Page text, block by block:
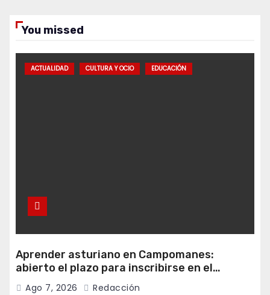
You missed
ACTUALIDAD CULTURA Y OCIO EDUCACIÓN
Aprender asturiano en Campomanes:
abierto el plazo para inscribirse en el
programa Falamos
Ago 7, 2026 Redacción